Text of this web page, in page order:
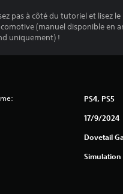
pas à côté du tutoriel et lisez
(manuel disponible en
uniquement) !
PS4, PS5
17/9/2024
Dovetail
Simulation